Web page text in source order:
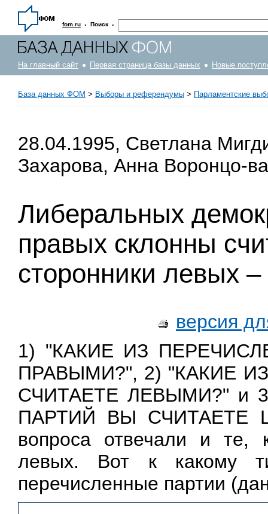
fom.ru · Поиск ·
На главный сайт Первая страница базы данных Новые
База данных ФОМ > Выборы и референдумы > Парламентские
28.04.1995, Светлана
Захарова, Анна Воронцо-
Либеральных
правых склонны
сторонники левых
версия
1) "КАКИЕ ИЗ
ПРАВЫМИ?", 2) "КАКИЕ
СЧИТАЕТЕ ЛЕВЫМИ?" и
ПАРТИЙ ВЫ СЧИТАЕТЕ
вопроса отвечали и те,
левых. Вот к какому
перечисленные партии